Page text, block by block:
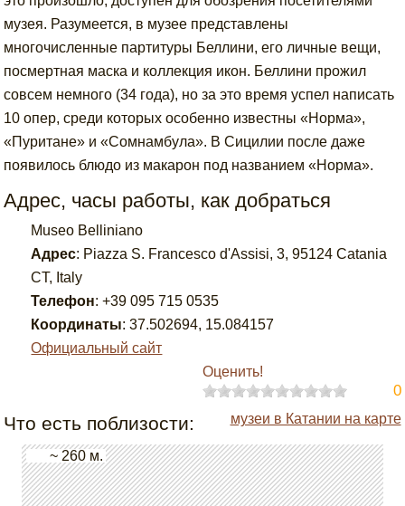
музея. Разумеется, в музее представлены
многочисленные партитуры Беллини, его личные вещи,
посмертная маска и коллекция икон. Беллини прожил
совсем немного (34 года), но за это время успел написать
10 опер, среди которых особенно известны «Норма»,
«Пуритане» и «Сомнамбула». В Сицилии после даже
появилось блюдо из макарон под названием «Норма».
Адрес, часы работы, как добраться
Museo Belliniano
Адрес: Piazza S. Francesco d'Assisi, 3, 95124 Catania
CT, Italy
Телефон:+39 095 715 0535
Координаты: 37.502694, 15.084157
Официальный сайт
Оценить!
0
Что есть поблизости: музеи в Катании на карте
~ 260 м.